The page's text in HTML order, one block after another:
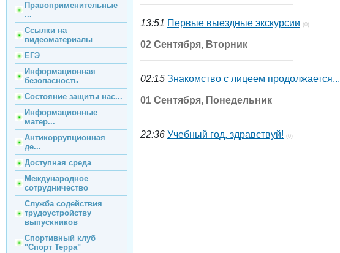
Правоприменительные
...
Ссылки на
видеоматериалы
ЕГЭ
Информационная
безопасность
Состояние защиты нас...
Информационные
матер...
Антикоррупционная
де...
Доступная среда
Международное
сотрудничество
Служба содействия
трудоустройству
выпускников
Спортивный клуб
"Спорт Терра"
13:51 Первые выездные экскурсии (0)
02 Сентября, Вторник
02:15 Знакомство с лицеем продолжается...
01 Сентября, Понедельник
22:36 Учебный год, здравствуй! (0)